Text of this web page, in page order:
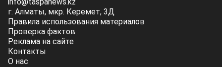
info@taspanews.kz
г. Алматы, мкр. Керемет, 3Д
Правила использования материалов
Проверка фактов
Реклама на сайте
Контакты
О нас